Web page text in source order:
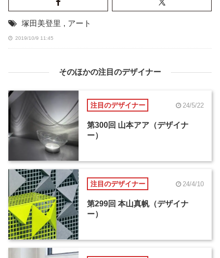
塚田美登里 , アート
2019/10/9 11:45
そのほかの注目のデザイナー
注目のデザイナー 24/5/22
第300回 山本アア（デザイナ
ー）
注目のデザイナー 24/4/10
第299回 本山真帆（デザイナ
ー）